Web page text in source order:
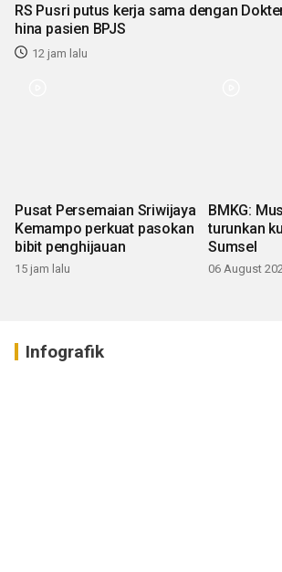
RS Pusri putus kerja sama dengan
hina pasien BPJS
12 jam lalu
Pusat Persemaian Sriwijaya
Kemampo perkuat pasokan
bibit penghijauan
15 jam lalu
BMKG:
turunkan
Sumsel
06 August
Infografik